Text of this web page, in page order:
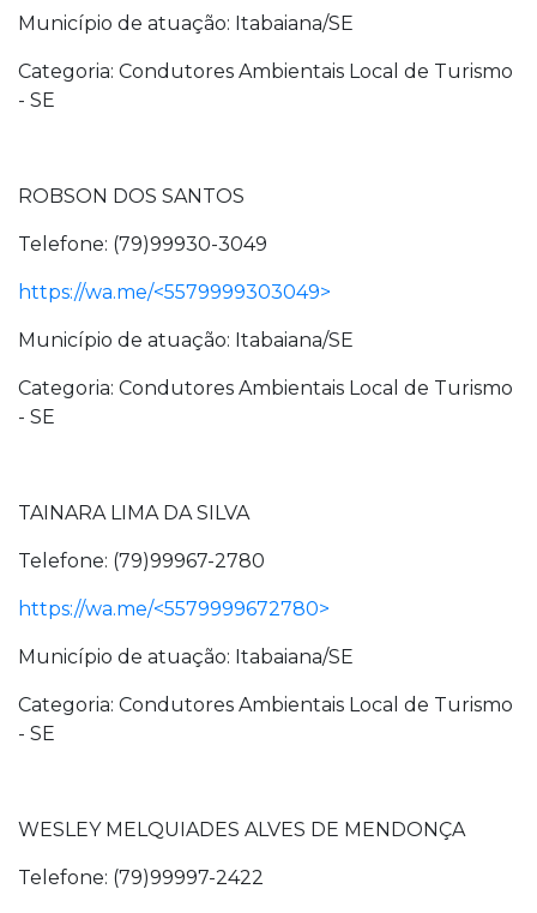
Município de atuação: Itabaiana/SE
Categoria: Condutores Ambientais Local de Turismo
- SE
ROBSON DOS SANTOS
Telefone: (79)99930-3049
https://wa.me/<5579999303049>
Município de atuação: Itabaiana/SE
Categoria: Condutores Ambientais Local de Turismo
- SE
TAINARA LIMA DA SILVA
Telefone: (79)99967-2780
https://wa.me/<5579999672780>
Município de atuação: Itabaiana/SE
Categoria: Condutores Ambientais Local de Turismo
- SE
WESLEY MELQUIADES ALVES DE MENDONÇA
Telefone: (79)99997-2422